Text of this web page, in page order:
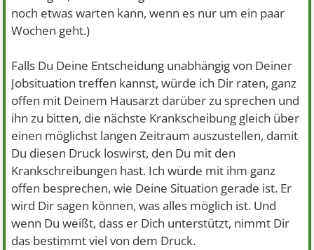
noch etwas warten kann, wenn es nur um ein paar
Wochen geht.)
Falls Du Deine Entscheidung unabhängig von Deiner
Jobsituation treffen kannst, würde ich Dir raten, ganz
offen mit Deinem Hausarzt darüber zu sprechen und
ihn zu bitten, die nächste Krankscheibung gleich über
einen möglichst langen Zeitraum auszustellen, damit
Du diesen Druck loswirst, den Du mit den
Krankschreibungen hast. Ich würde mit ihm ganz
offen besprechen, wie Deine Situation gerade ist. Er
wird Dir sagen können, was alles möglich ist. Und
wenn Du weißt, dass er Dich unterstützt, nimmt Dir
das bestimmt viel von dem Druck.